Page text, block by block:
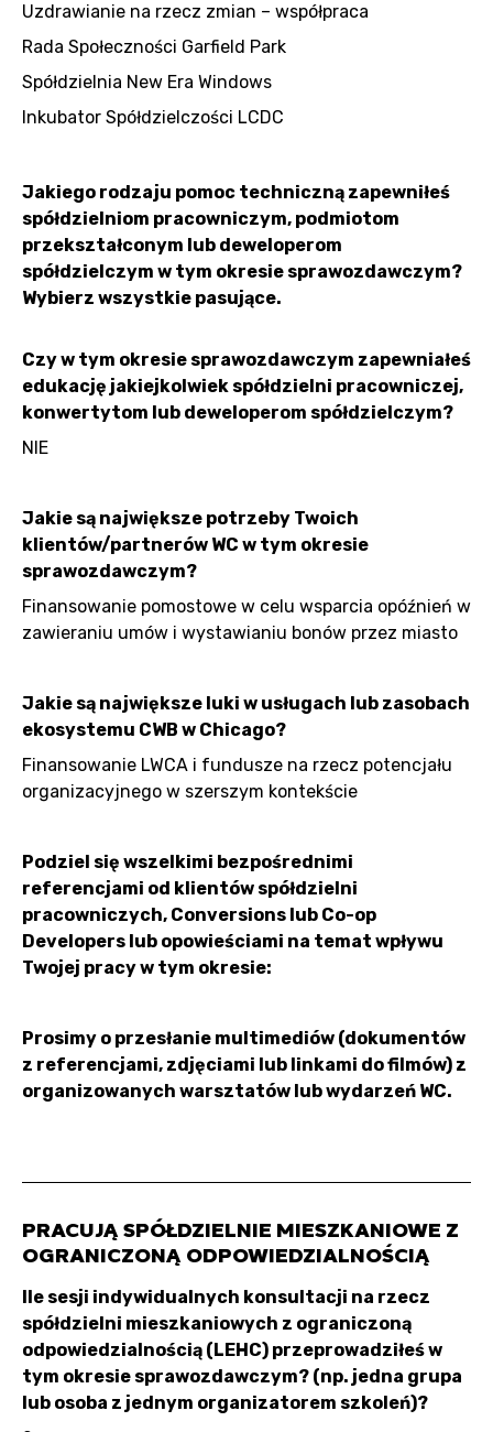
Uzdrawianie na rzecz zmian – współpraca
Rada Społeczności Garfield Park
Spółdzielnia New Era Windows
Inkubator Spółdzielczości LCDC
Jakiego rodzaju pomoc techniczną zapewniłeś
spółdzielniom pracowniczym, podmiotom
przekształconym lub deweloperom
spółdzielczym w tym okresie sprawozdawczym?
Wybierz wszystkie pasujące.
Czy w tym okresie sprawozdawczym zapewniałeś
edukację jakiejkolwiek spółdzielni pracowniczej,
konwertytom lub deweloperom spółdzielczym?
NIE
Jakie są największe potrzeby Twoich
klientów/partnerów WC w tym okresie
sprawozdawczym?
Finansowanie pomostowe w celu wsparcia opóźnień w
zawieraniu umów i wystawianiu bonów przez miasto
Jakie są największe luki w usługach lub zasobach
ekosystemu CWB w Chicago?
Finansowanie LWCA i fundusze na rzecz potencjału
organizacyjnego w szerszym kontekście
Podziel się wszelkimi bezpośrednimi
referencjami od klientów spółdzielni
pracowniczych, Conversions lub Co-op
Developers lub opowieściami na temat wpływu
Twojej pracy w tym okresie:
Prosimy o przesłanie multimediów (dokumentów
z referencjami, zdjęciami lub linkami do filmów) z
organizowanych warsztatów lub wydarzeń WC.
PRACUJĄ SPÓŁDZIELNIE MIESZKANIOWE Z
OGRANICZONĄ ODPOWIEDZIALNOŚCIĄ
Ile sesji indywidualnych konsultacji na rzecz
spółdzielni mieszkaniowych z ograniczoną
odpowiedzialnością (LEHC) przeprowadziłeś w
tym okresie sprawozdawczym? (np. jedna grupa
lub osoba z jednym organizatorem szkoleń)?